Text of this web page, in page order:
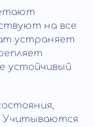
на все
устраняет
устойчивый
Учитываются